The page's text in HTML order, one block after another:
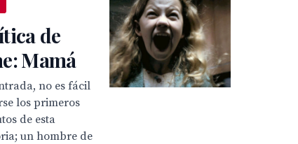
de
Mamá
no es fácil
los primeros
de esta
un hombre de